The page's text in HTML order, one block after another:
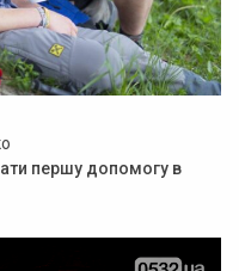
першу допомогу в